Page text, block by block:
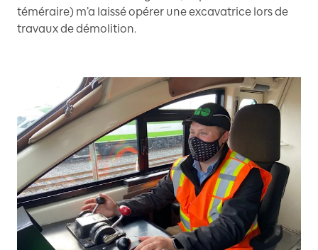
téméraire) m’a laissé opérer une excavatrice lors de
travaux de démolition.